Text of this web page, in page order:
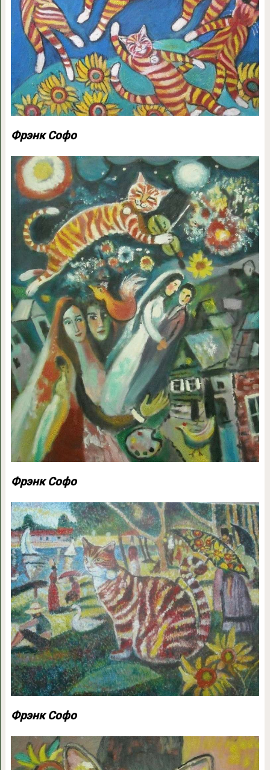
Фрэнк Софо
Фрэнк Софо
Фрэнк Софо